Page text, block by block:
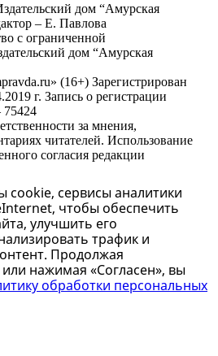
дом “Амурская
– Е. Павлова
с ограниченной
дом “Амурская
(16+) Зарегистрирован
г. Запись о регистрации
за мнения,
читателей. Использование
согласия редакции
сервисы аналитики
чтобы обеспечить
улучшить его
трафик и
Продолжая
нажимая «Согласен», вы
обработки персональных